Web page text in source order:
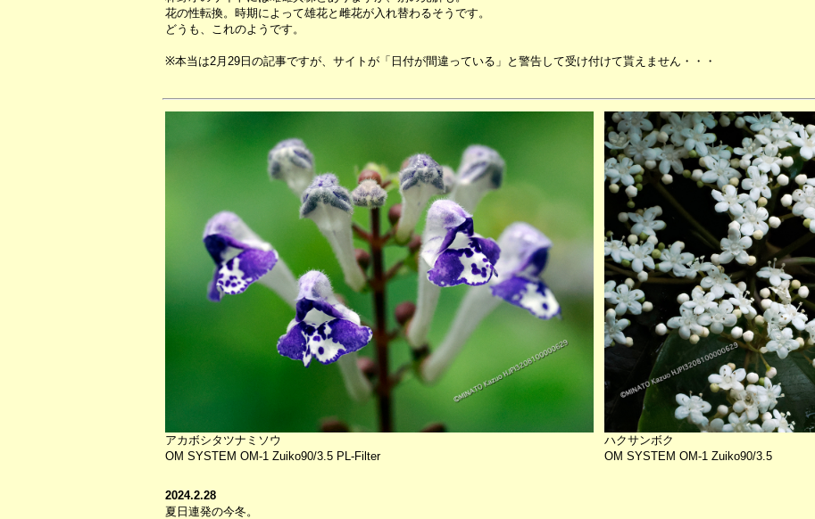
花の性転換。時期によって雄花と雌花が入れ替わるそうです。
どうも、これのようです。
※本当は2月29日の記事ですが、サイトが「日付が間違っている」と警告して受け付けて貰えません・・・
アカボシタツナミソウ
OM SYSTEM OM-1 Zuiko90/3.5 PL-Filter
ハクサンボク
OM SYSTEM OM-1 Zuiko90/3.5
2024.2.28
夏日連発の今冬。